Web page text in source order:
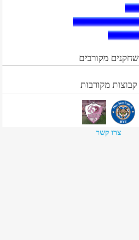
שחקנים מקורבים
קבוצות מקורבות
צרו קשר